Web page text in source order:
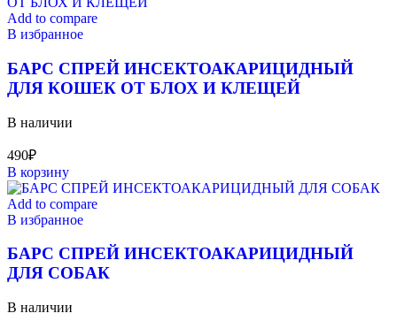
Add to compare
В избранное
БАРС СПРЕЙ ИНСЕКТОАКАРИЦИДНЫЙ
ДЛЯ КОШЕК ОТ БЛОХ И КЛЕЩЕЙ
В наличии
490₽
В корзину
Add to compare
В избранное
БАРС СПРЕЙ ИНСЕКТОАКАРИЦИДНЫЙ
ДЛЯ СОБАК
В наличии